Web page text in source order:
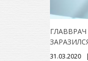
31.03.2020